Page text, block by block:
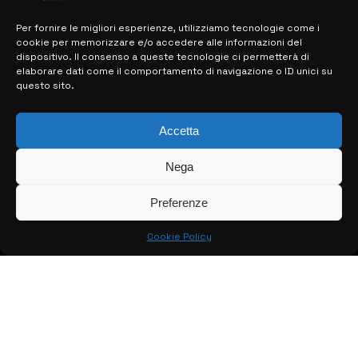
Per fornire le migliori esperienze, utilizziamo tecnologie come i
cookie per memorizzare e/o accedere alle informazioni del
dispositivo. Il consenso a queste tecnologie ci permetterà di
elaborare dati come il comportamento di navigazione o ID unici su
questo sito.
Accetta
Nega
Preferenze
Cookie Policy
MAPPA DEL SITO
> NOTIZIE
> CONTATTI